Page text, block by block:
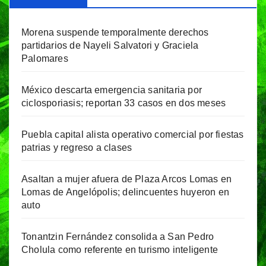
Morena suspende temporalmente derechos
partidarios de Nayeli Salvatori y Graciela
Palomares
México descarta emergencia sanitaria por
ciclosporiasis; reportan 33 casos en dos meses
Puebla capital alista operativo comercial por fiestas
patrias y regreso a clases
Asaltan a mujer afuera de Plaza Arcos Lomas en
Lomas de Angelópolis; delincuentes huyeron en
auto
Tonantzin Fernández consolida a San Pedro
Cholula como referente en turismo inteligente